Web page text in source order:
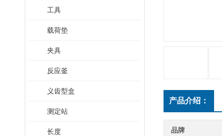
工具
载荷垫
夹具
反应釜
义齿型盒
测定站
长度
产品介绍：
品牌